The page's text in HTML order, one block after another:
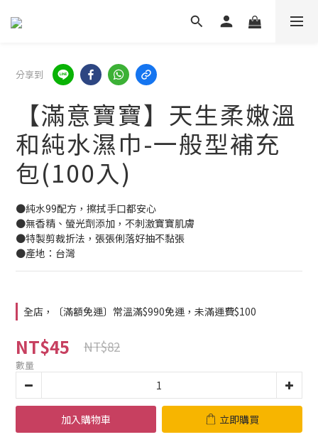
分享到
【滿意寶寶】天生柔嫩溫
和純水濕巾-一般型補充
包(100入)
●純水99配方，擦拭手口都安心
●無香精、螢光劑添加，不刺激寶寶肌膚
●特製剪裁折法，張張俐落好抽不黏張
●產地：台灣
全店，〔滿額免運〕常溫滿$990免運，未滿運費$100
NT$45 NT$82
數量
加入購物車 立即購買